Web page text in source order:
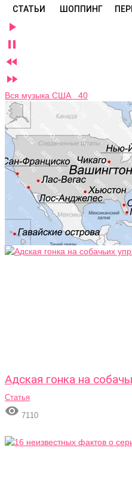
СТАТЬИ ШОППИНГ




Вся музыка США 40
Адская гонка на
Статья
 7110